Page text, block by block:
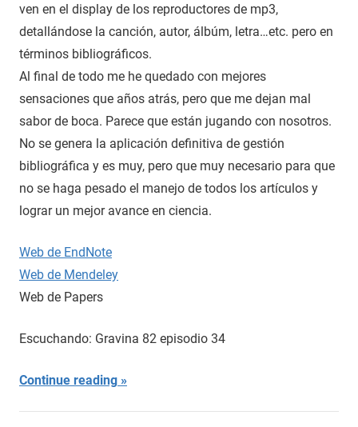
ven en el display de los reproductores de mp3,
detallándose la canción, autor, álbúm, letra…etc. pero en
términos bibliográficos.
Al final de todo me he quedado con mejores
sensaciones que años atrás, pero que me dejan mal
sabor de boca. Parece que están jugando con nosotros.
No se genera la aplicación definitiva de gestión
bibliográfica y es muy, pero que muy necesario para que
no se haga pesado el manejo de todos los artículos y
lograr un mejor avance en ciencia.
Web de EndNote
Web de Mendeley
Web de Papers
Escuchando: Gravina 82 episodio 34
Continue reading